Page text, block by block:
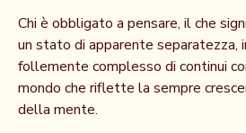
Chi è obbligato a pensare, il che
un stato di apparente separatezza,
follemente complesso di continui
mondo che riflette la sempre
della mente.